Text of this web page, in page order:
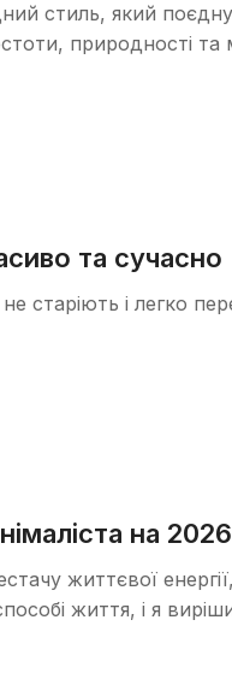
стиль, який
природності та
та сучасно
старіють і легко
на 2026
життєвої
життя, і я